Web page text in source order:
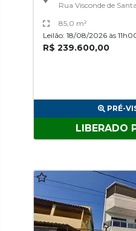
Rua Visconde de
85,0 m²
Leilão: 18/08/2026 às
R$ 239.600,00
PRÉ-
LIBERADO